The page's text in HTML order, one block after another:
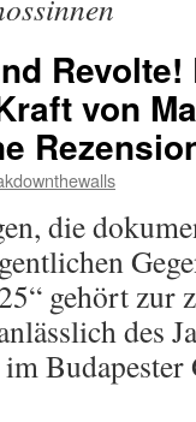
von
die
gehört zur
des
Budapester